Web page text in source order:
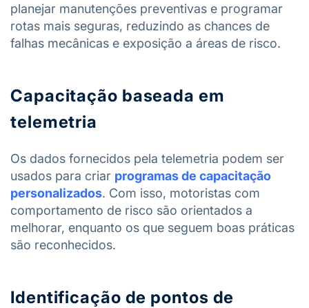
planejar manutenções preventivas e programar
rotas mais seguras, reduzindo as chances de
falhas mecânicas e exposição a áreas de risco.
Capacitação baseada em
telemetria
Os dados fornecidos pela telemetria podem ser
usados para criar programas de capacitação
personalizados. Com isso, motoristas com
comportamento de risco são orientados a
melhorar, enquanto os que seguem boas práticas
são reconhecidos.
Identificação de pontos de